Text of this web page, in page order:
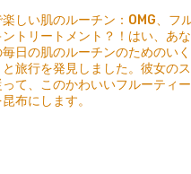
しい肌のルーチン：OMG、フ
トリートメント？！はい、あ
日の肌のルーチンのためのい
旅行を発見しました。彼女の
て、このかわいいフルーティ
布にします。